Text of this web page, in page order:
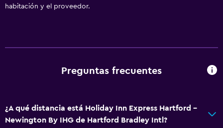
Máquina expendedora (bebidas)
TV por cable o vía satélite
TV de pantalla plana
habitación y el proveedor.
Preguntas frecuentes
¿A qué distancia está Holiday Inn Express Hartford -
Newington By IHG de Hartford Bradley Intl?